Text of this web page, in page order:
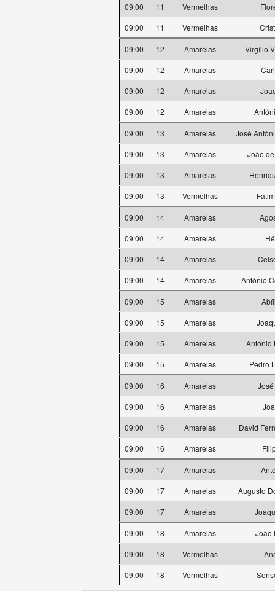
09:00 11 Vermelhas
09:00
11 Vermelhas
09:00 12 Amarelas
Virgílio
09:00
12 Amarelas
09:00
12 Amarelas
09:00
12 Amarelas
09:00 13 Amarelas
José
09:00
13 Amarelas
João
09:00
13 Amarelas
09:00
13 Vermelhas
09:00 14 Amarelas
09:00
14 Amarelas
09:00
14 Amarelas
09:00
14 Amarelas António
09:00 15 Amarelas
09:00
15 Amarelas
09:00
15 Amarelas
António
09:00
15 Amarelas Pedro
09:00 16 Amarelas
09:00
16 Amarelas
09:00
16 Amarelas
David
09:00
16 Amarelas
09:00 17 Amarelas
09:00
17 Amarelas
Augusto
09:00
17 Amarelas
09:00 18 Amarelas
João
09:00
18 Vermelhas
09:00
18 Vermelhas